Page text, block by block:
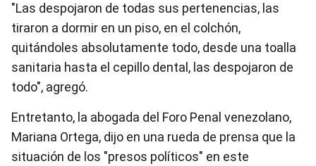
"Las despojaron de todas sus pertenencias, las
tiraron a dormir en un piso, en el colchón,
quitándoles absolutamente todo, desde una toalla
sanitaria hasta el cepillo dental, las despojaron de
todo", agregó.
Entretanto, la abogada del Foro Penal venezolano,
Mariana Ortega, dijo en una rueda de prensa que la
situación de los "presos políticos" en este